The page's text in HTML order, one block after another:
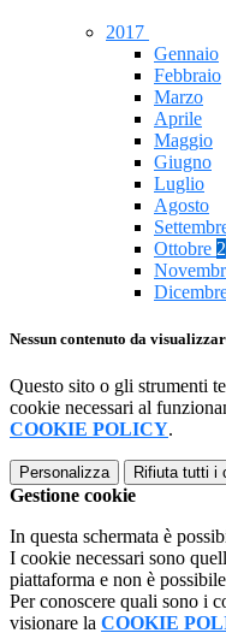
2017
Gennaio
Febbraio
Marzo
Aprile
Maggio
Giugno
Luglio
Agosto
Ottobre 2
Nessun contenuto da
Questo sito o gli strumenti
cookie necessari al
COOKIE POLICY.
Personalizza Rifiuta tutti i
Gestione cookie
In questa schermata è
I cookie necessari sono
piattaforma e non è
Per conoscere quali sono i
visionare la COOKIE